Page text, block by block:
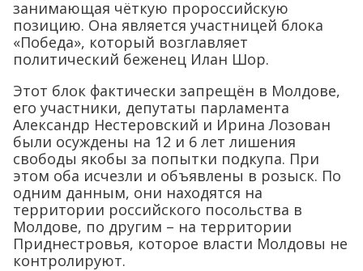
занимающая чёткую пророссийскую
позицию. Она является участницей блока
«Победа», который возглавляет
политический беженец Илан Шор.
Этот блок фактически запрещён в Молдове,
его участники, депутаты парламента
Александр Нестеровский и Ирина Лозован
были осуждены на 12 и 6 лет лишения
свободы якобы за попытки подкупа. При
этом оба исчезли и объявлены в розыск. По
одним данным, они находятся на
территории российского посольства в
Молдове, по другим – на территории
Приднестровья, которое власти Молдовы не
контролируют.